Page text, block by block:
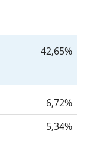
42,65%
6,72%
5,34%